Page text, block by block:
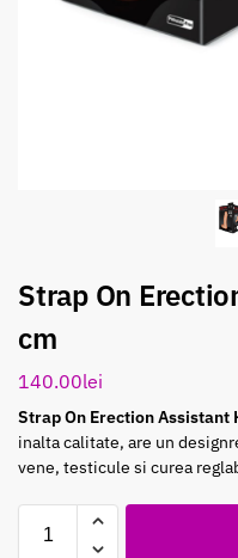
Strap On
cm
140.00lei
Strap On Erection Assistant
inalta calitate, are un
vene, testicule si curea